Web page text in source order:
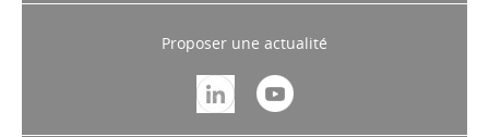
Proposer une actualité